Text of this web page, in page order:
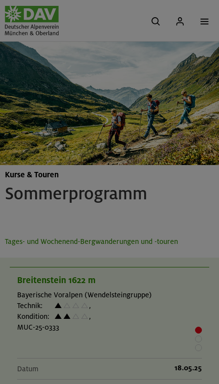
Sommerprogramm
Kurse & Touren
Tages- und Wochenend-Bergwanderungen und -touren
Breitenstein 1622 m
Bayerische Voralpen (Wendelsteingruppe)
Technik:
,
Kondition:
,
MUC-25-0333
Datum 18.05.25